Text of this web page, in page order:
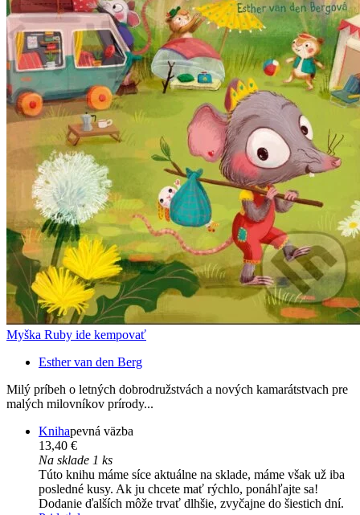
Myška Ruby ide kempovať
Esther van den Berg
Milý príbeh o letných dobrodružstvách a nových kamarátstvach pre
malých milovníkov prírody...
Knihapevná väzba
13,40 €
Na sklade 1 ks
Túto knihu máme síce aktuálne na sklade, máme však už iba
posledné kusy. Ak ju chcete mať rýchlo, ponáhľajte sa!
Dodanie ďalších môže trvať dlhšie, zvyčajne do šiestich dní.